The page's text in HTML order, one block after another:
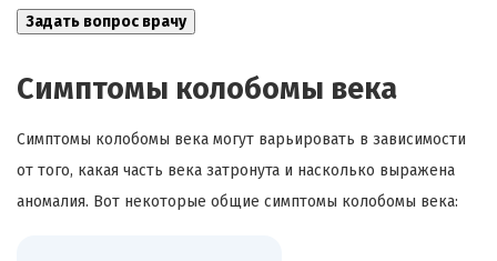
Симптомы колобомы века
Симптомы колобомы века могут варьировать в зависимости
от того, какая часть века затронута и насколько выражена
аномалия. Вот некоторые общие симптомы колобомы века: